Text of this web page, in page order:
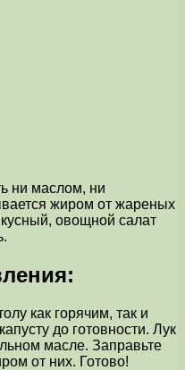
ни маслом, ни
жиром от жареных
овощной салат
как горячим, так и
до готовности. Лук
масле. Заправьте
от них. Готово!